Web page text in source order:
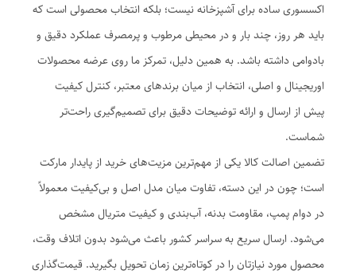
اکسسوری ساده برای آشپزخانه نیست؛ بلکه انتخاب محصولی است که
باید هر روز، چند بار و در محیطی مرطوب و پرمصرف عملکرد دقیق و
بادوامی داشته باشد. به همین دلیل، تمرکز ما روی عرضه محصولات
اوریجینال و اصلی، انتخاب از میان برندهای معتبر، کنترل کیفیت
پیش از ارسال و ارائه توضیحات دقیق برای تصمیم‌گیری راحت‌تر
شماست.
تضمین اصالت کالا یکی از مهم‌ترین مزیت‌های خرید از پایدار مارکت
است؛ چون در این دسته، تفاوت میان مدل اصل و بی‌کیفیت معمولاً
در دوام پمپ، مقاومت بدنه، آب‌بندی و کیفیت متریال مشخص
می‌شود. ارسال سریع به سراسر کشور باعث می‌شود بدون اتلاف وقت،
محصول مورد نیازتان را در کوتاه‌ترین زمان تحویل بگیرید. قیمت‌گذاری